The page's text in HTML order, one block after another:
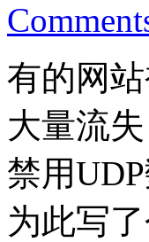
有的网
大量流
禁用
为此写